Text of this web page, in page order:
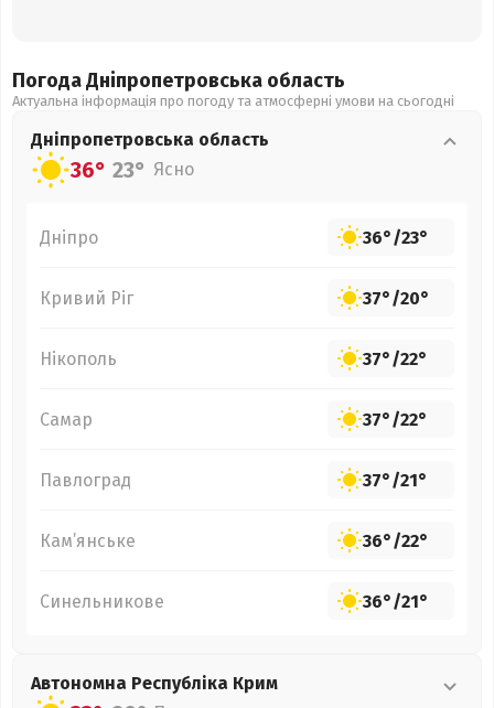
Погода Дніпропетровська область
Актуальна інформація про погоду та атмосферні умови на сьогодні
Дніпропетровська область
36° 23° Ясно
Дніпро 36°/23°
Кривий Ріг 37°/20°
Нікополь 37°/22°
Самар 37°/22°
Павлоград 37°/21°
Кам’янське 36°/22°
Синельникове 36°/21°
Автономна Республіка Крим